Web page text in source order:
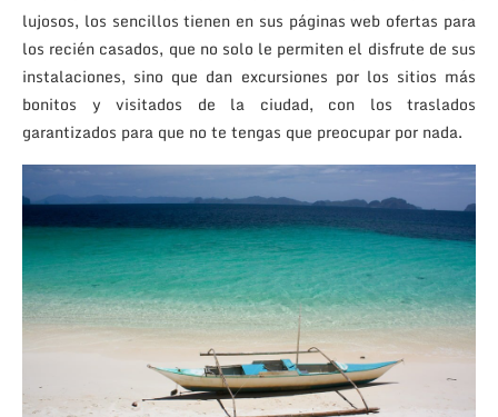
lujosos, los sencillos tienen en sus páginas web ofertas para
los recién casados, que no solo le permiten el disfrute de sus
instalaciones, sino que dan excursiones por los sitios más
bonitos y visitados de la ciudad, con los traslados
garantizados para que no te tengas que preocupar por nada.